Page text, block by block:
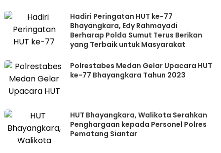
Hadiri Peringatan HUT ke-77
Bhayangkara, Edy Rahmayadi
Berharap Polda Sumut Terus Berikan
yang Terbaik untuk Masyarakat
Polrestabes Medan Gelar Upacara HUT
ke-77 Bhayangkara Tahun 2023
HUT Bhayangkara, Walikota Serahkan
Penghargaan kepada Personel Polres
Pematang Siantar